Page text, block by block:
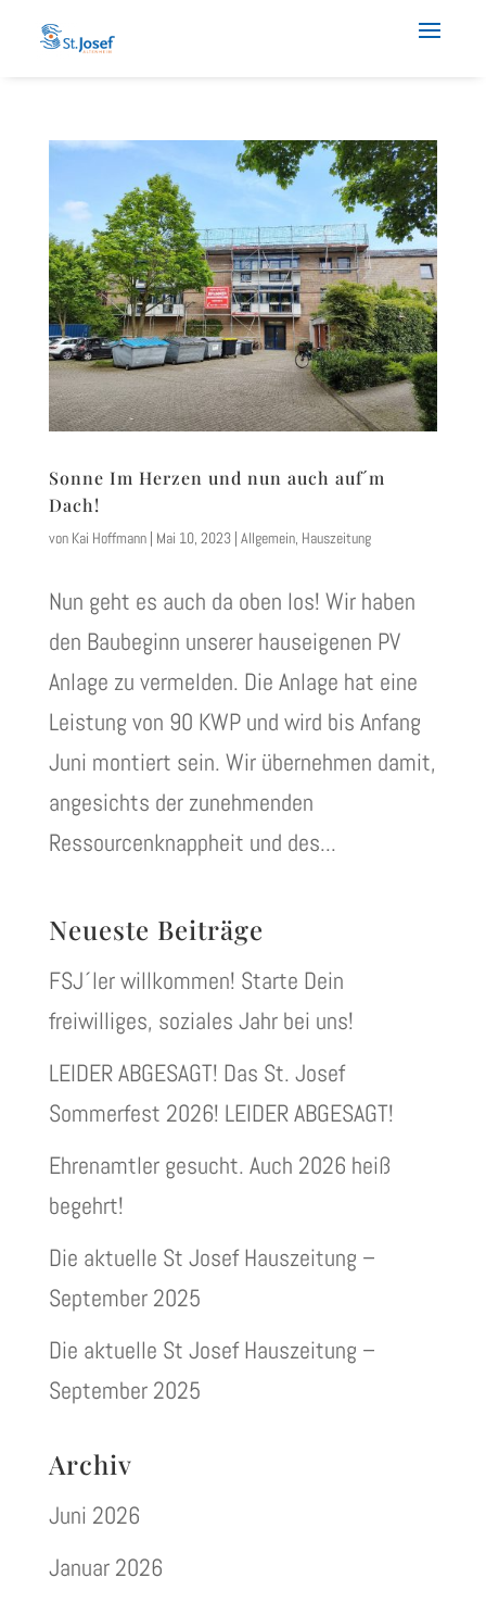
Sonne Im Herzen und nun auch auf´m
Dach!
von Kai Hoffmann| Mai 10, 2023| Allgemein, Hauszeitung
Nun geht es auch da oben los! Wir haben
den Baubeginn unserer hauseigenen PV
Anlage zu vermelden. Die Anlage hat eine
Leistung von 90 KWP und wird bis Anfang
Juni montiert sein. Wir übernehmen damit,
angesichts der zunehmenden
Ressourcenknappheit und des...
Neueste Beiträge
FSJ´ler willkommen! Starte Dein
freiwilliges, soziales Jahr bei uns!
LEIDER ABGESAGT! Das St. Josef
Sommerfest 2026! LEIDER ABGESAGT!
Ehrenamtler gesucht. Auch 2026 heiß
begehrt!
Die aktuelle St Josef Hauszeitung –
September 2025
Die aktuelle St Josef Hauszeitung –
September 2025
Archiv
Juni 2026
Januar 2026